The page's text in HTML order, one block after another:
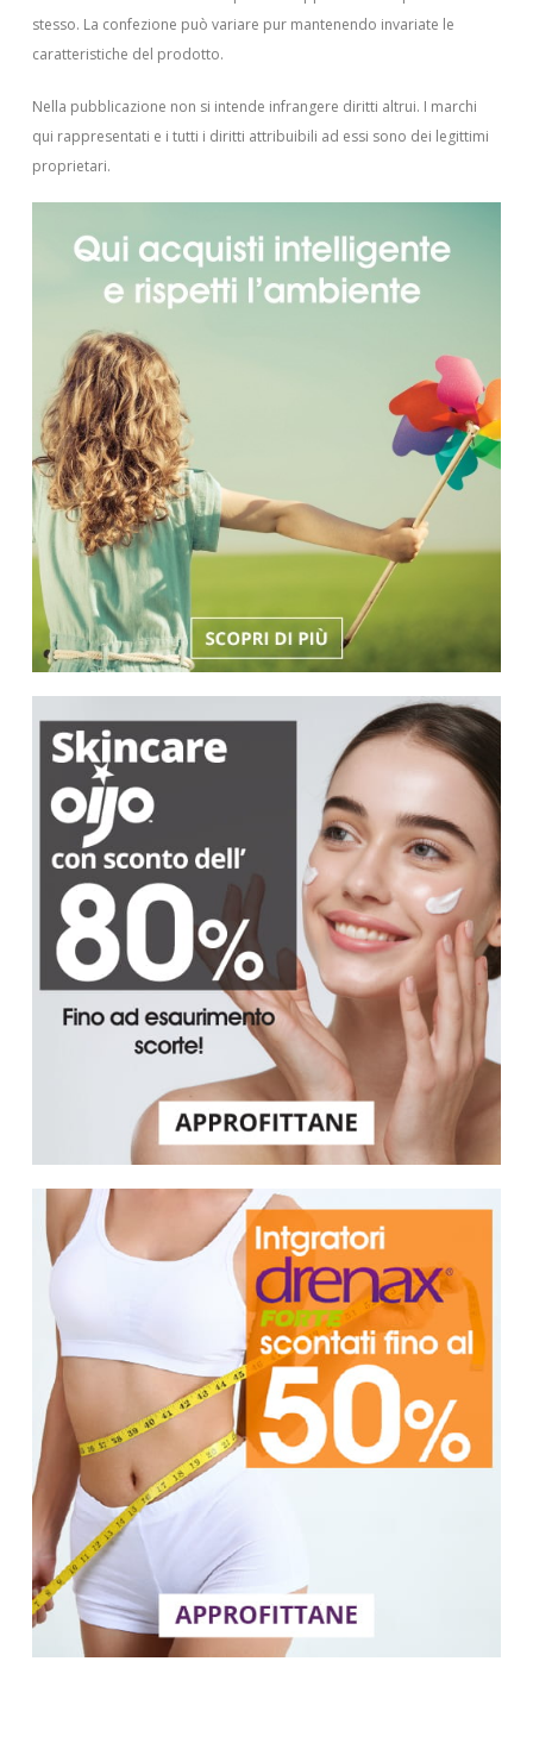
stesso. La confezione può variare pur mantenendo invariate le
caratteristiche del prodotto.
Nella pubblicazione non si intende infrangere diritti altrui. I marchi
qui rappresentati e i tutti i diritti attribuibili ad essi sono dei legittimi
proprietari.